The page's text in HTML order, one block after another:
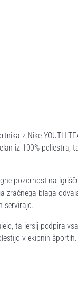
z Nike YOUTH
iz 100%
pozornost na
zračnega blaga
servirajo.
ta jersij podpira
v ekipnih športih.